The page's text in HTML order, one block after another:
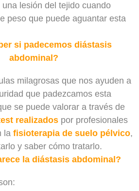
lesión del tejido cuando
peso que puede aguantar esta
si padecemos diástasis
abdominal?
milagrosas que nos ayuden a
que padezcamos esta
se puede valorar a través de
realizados por profesionales
lafisioterapia de suelo pélvico,
y saber cómo tratarlo.
la diástasis abdominal?